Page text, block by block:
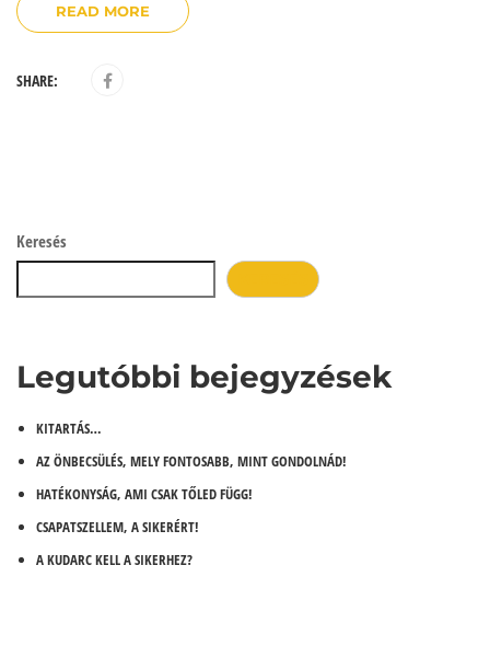
READ MORE
SHARE:
Keresés
Legutóbbi bejegyzések
KITARTÁS…
AZ ÖNBECSÜLÉS, MELY FONTOSABB, MINT GONDOLNÁD!
HATÉKONYSÁG, AMI CSAK TŐLED FÜGG!
CSAPATSZELLEM, A SIKERÉRT!
A KUDARC KELL A SIKERHEZ?